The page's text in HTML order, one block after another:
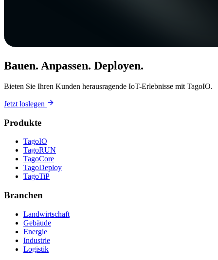
Bauen. Anpassen. Deployen.
Bieten Sie Ihren Kunden herausragende IoT-Erlebnisse mit TagoIO.
Jetzt loslegen
Produkte
TagoIO
TagoRUN
TagoCore
TagoDeploy
TagoTiP
Branchen
Landwirtschaft
Gebäude
Energie
Industrie
Logistik